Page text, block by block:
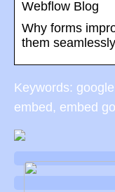
Webflow Blog
Why forms
them
Keywords:
embed, embed